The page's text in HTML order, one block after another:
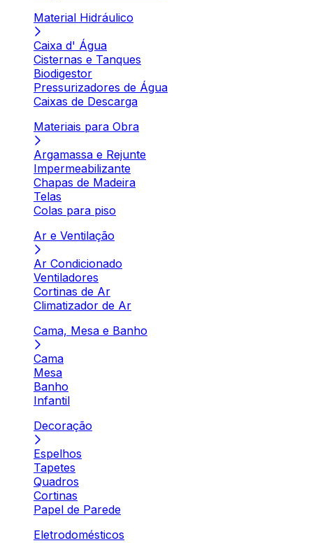
Material Hidráulico
Caixa d' Água
Cisternas e Tanques
Biodigestor
Pressurizadores de Água
Caixas de Descarga
Materiais para Obra
Argamassa e Rejunte
Impermeabilizante
Chapas de Madeira
Telas
Colas para piso
Ar e Ventilação
Ar Condicionado
Ventiladores
Cortinas de Ar
Climatizador de Ar
Cama, Mesa e Banho
Cama
Mesa
Banho
Infantil
Decoração
Espelhos
Tapetes
Quadros
Cortinas
Papel de Parede
Eletrodomésticos